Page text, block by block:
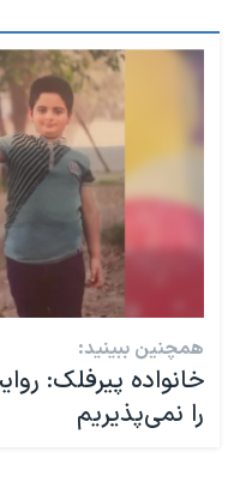
همچنین ببینید:
خانواده پیرفلک:
را نمی‌پذیریم